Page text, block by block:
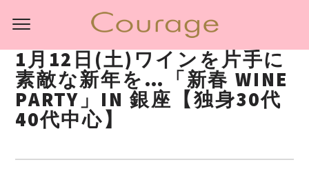
1月12日(土)ワインを片手に
素敵な新年を…「新春 WINE
PARTY」IN 銀座【独身30代
40代中心】